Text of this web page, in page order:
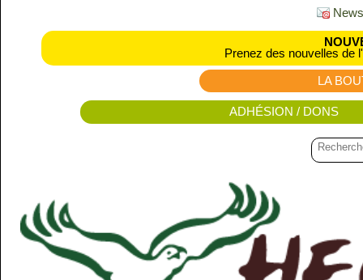
Prenez des nouvelles de
LA
ADHÉSION / DONS